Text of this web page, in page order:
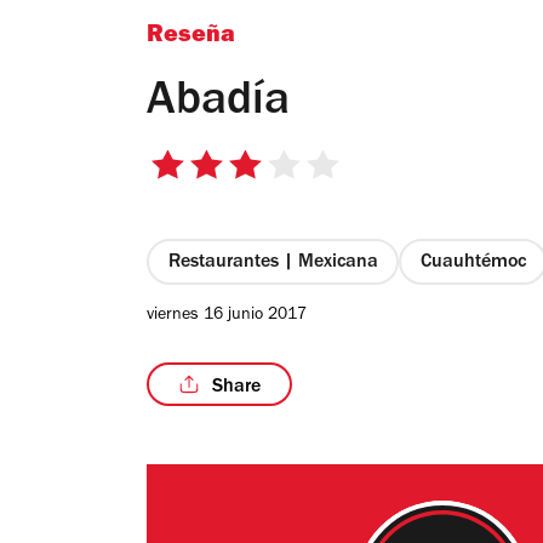
Reseña
Abadía
3
estrellas
Restaurantes | Mexicana Cuauhtémoc
viernes 16 junio 2017
Share